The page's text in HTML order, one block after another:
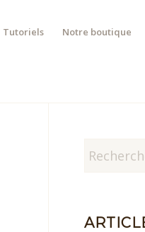
Tutoriels Notre boutique